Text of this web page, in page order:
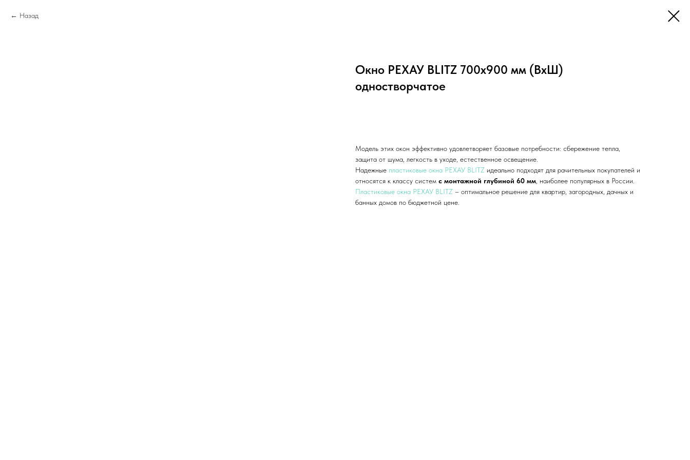
Назад
Окно РЕХАУ BLITZ 700х900 мм (ВхШ)
одностворчатое
Модель этих окон эффективно удовлетворяет базовые потребности: сбережение тепла,
защита от шума, легкость в уходе, естественное освещение.
Надежные пластиковые окна РЕХАУ BLITZ идеально подходят для рачительных покупателей и
относятся к классу систем с монтажной глубиной 60 мм , наиболее популярных в России.
Пластиковые окна РЕХАУ BLITZ – оптимальное решение для квартир, загородных, дачных и
банных домов по бюджетной цене.